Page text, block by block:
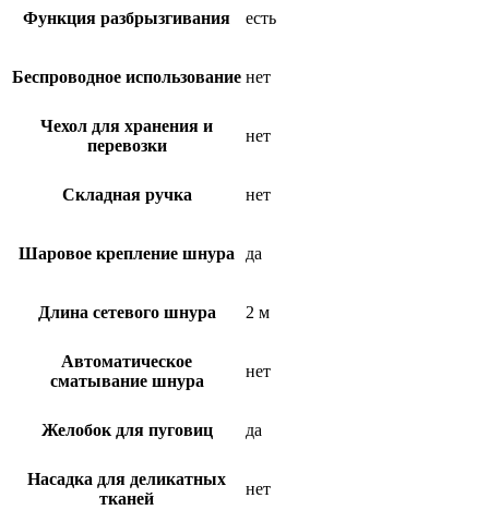
Функция разбрызгивания есть
Беспроводное использование нет
Чехол для хранения и
перевозки
нет
Складная ручка нет
Шаровое крепление шнура да
Длина сетевого шнура 2 м
Автоматическое
сматывание шнура
нет
Желобок для пуговиц да
Насадка для деликатных
тканей
нет